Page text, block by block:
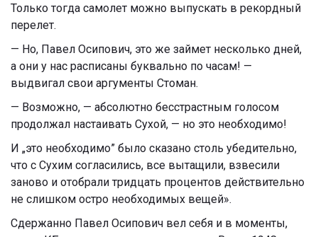
Только тогда самолет можно выпускать в рекордный
перелет.
— Но, Павел Осипович, это же займет несколько дней,
а они у нас расписаны буквально по часам! —
выдвигал свои аргументы Стоман.
— Возможно, — абсолютно бесстрастным голосом
продолжал настаивать Сухой, — но это необходимо!
И „это необходимо” было сказано столь убедительно,
что с Сухим согласились, все вытащили, взвесили
заново и отобрали тридцать процентов действительно
не слишком остро необходимых вещей».
Сдержанно Павел Осипович вел себя и в моменты,